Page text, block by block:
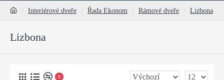
Interiérové dveře Řada Ekonom Rámové dveře Lizbona
Lizbona
0